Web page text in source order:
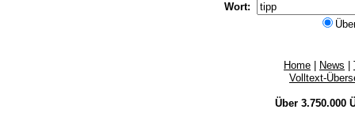
Wort:
Home News
Volltext-
Über 3.750.000